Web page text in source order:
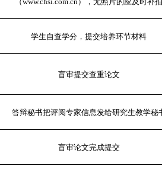
学生自查学分，提交培养环节材料
盲审提交查重论文
答辩秘书把评阅专家信息发给研究生教学秘
盲审论文完成提交